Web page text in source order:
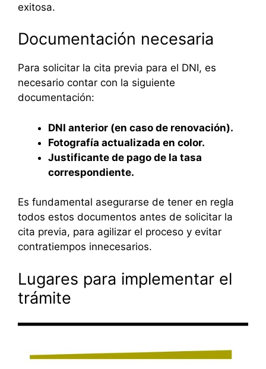
exitosa.
Documentación necesaria
Para solicitar la cita previa para el DNI, es
necesario contar con la siguiente
documentación:
DNI anterior (en caso de renovación).
Fotografía actualizada en color.
Justificante de pago de la tasa
correspondiente.
Es fundamental asegurarse de tener en regla
todos estos documentos antes de solicitar la
cita previa, para agilizar el proceso y evitar
contratiempos innecesarios.
Lugares para implementar el
trámite